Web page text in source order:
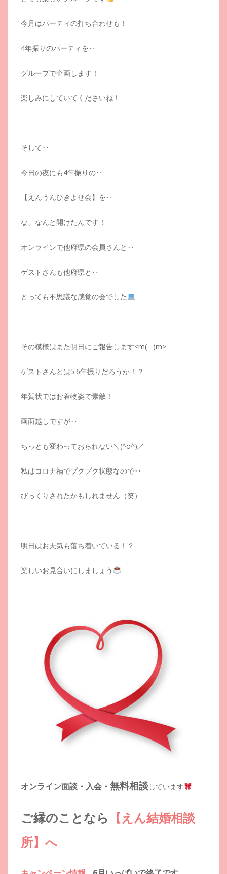
今月はパーティの打ち合わせも！
4年振りのパーティを‥
グループで企画します！
楽しみにしていてくださいね！
そして‥
今日の夜にも4年振りの‥
【えんうんひきよせ会】を‥
な、なんと開けたんです！
オンラインで他府県の会員さんと‥
ゲストさんも他府県と‥
とっても不思議な感覚の会でした
その模様はまた明日にご報告します<m(__)m>
ゲストさんとは5.6年振りだろうか！？
年賀状ではお着物姿で素敵！
画面越しですが‥
ちっとも変わっておられない＼(^o^)／
私はコロナ禍でプクプク状態なので‥
びっくりされたかもしれません（笑）
明日はお天気も落ち着いている！？
楽しいお見合いにしましょう
オンライン面談・入会・ 無料相談しています
ご縁のことなら 【えん結婚相談
所】へ